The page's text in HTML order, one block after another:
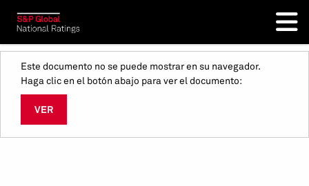
Este documento no se puede mostrar en su navegador.
Haga clic en el botón abajo para ver el documento:
VER